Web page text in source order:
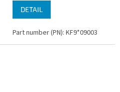
DETAIL
Part number (PN): KF9*09003